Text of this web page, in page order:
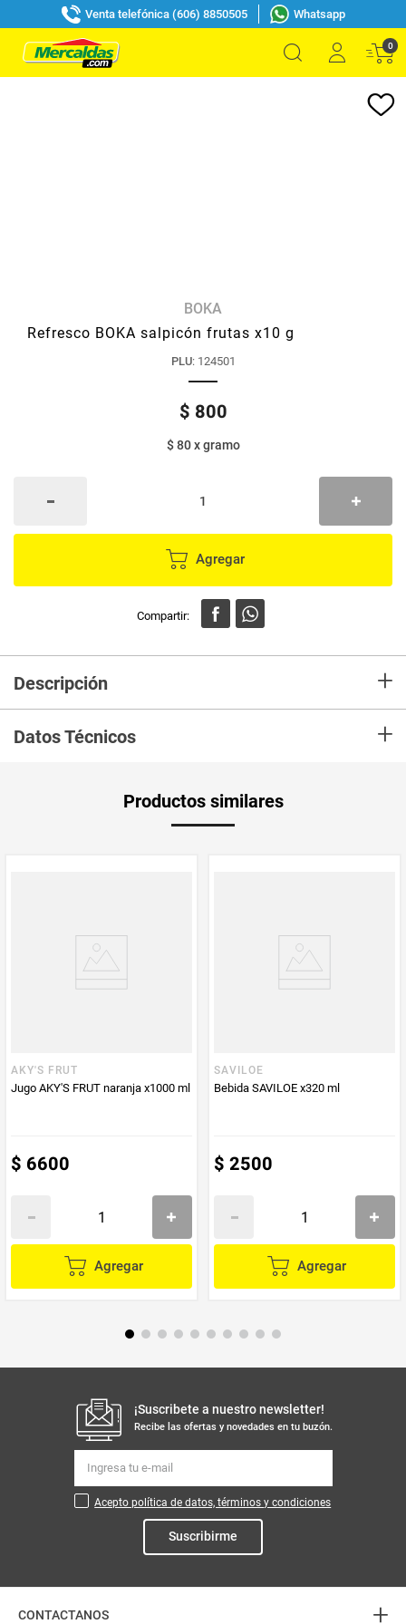
Venta telefónica (606) 8850505 Whatsapp
0
BOKA
Refresco BOKA salpicón frutas x10 g
PLU: 124501
$ 800
$ 80xgramo
Agregar
Descripción +
productos BOKA son reconocidos por las amas de casa por su sabor
Datos Técnicos +
Productos similares
AKY'S FRUT
Jugo AKY'S FRUT naranja x1000 ml
$ 6600
Agregar
SAVILOE
Bebida SAVILOE x320 ml
$ 2500
Agregar
¡Suscribete a nuestro newsletter!
Recibe las ofertas y novedades en tu buzón.
Acepto política de datos, términos y condiciones
Suscribirme
CONTACTANOS +